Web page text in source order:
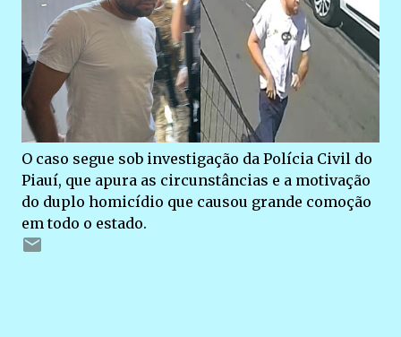
O caso segue sob investigação da Polícia Civil do
Piauí, que apura as circunstâncias e a motivação
do duplo homicídio que causou grande comoção
em todo o estado.